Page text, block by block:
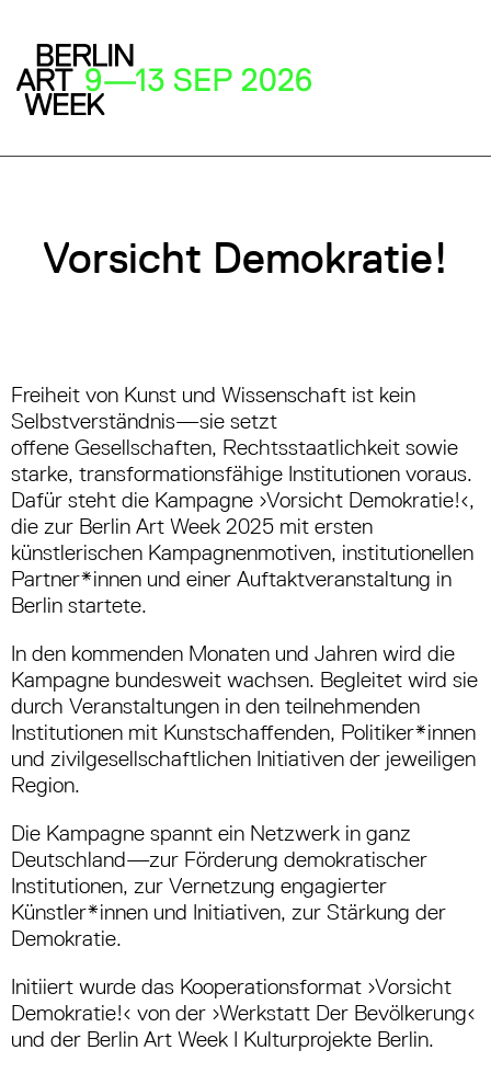
Vorsicht Demokratie!
Freiheit von Kunst und Wissenschaft ist kein
Selbstverständnis—sie setzt
offene Gesellschaften, Rechtsstaatlichkeit sowie
starke, transformationsfähige Institutionen voraus.
Dafür steht die Kampagne ›Vorsicht Demokratie!‹,
die zur Berlin Art Week 2025 mit ersten
künstlerischen Kampagnenmotiven, institutionellen
Partner*innen und einer Auftaktveranstaltung in
Berlin startete.
In den kommenden Monaten und Jahren wird die
Kampagne bundesweit wachsen. Begleitet wird sie
durch Veranstaltungen in den teilnehmenden
Institutionen mit Kunstschaffenden, Politiker*innen
und zivilgesellschaftlichen Initiativen der jeweiligen
Region.
Die Kampagne spannt ein Netzwerk in ganz
Deutschland—zur Förderung demokratischer
Institutionen, zur Vernetzung engagierter
Künstler*innen und Initiativen, zur Stärkung der
Demokratie.
Initiiert wurde das Kooperationsformat ›Vorsicht
Demokratie!‹ von der ›Werkstatt Der Bevölkerung‹
und der Berlin Art Week I Kulturprojekte Berlin.